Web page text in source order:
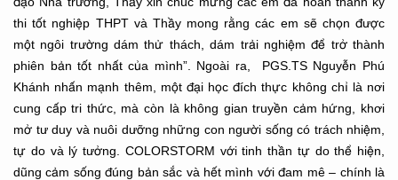
thi tốt nghiệp THPT và Thầy mong rằng các em sẽ chọn được
một ngôi trường dám thử thách, dám trải nghiệm để trở thành
phiên bản tốt nhất của mình”. Ngoài ra, PGS.TS Nguyễn Phú
Khánh nhấn mạnh thêm, một đại học đích thực không chỉ là nơi
cung cấp tri thức, mà còn là không gian truyền cảm hứng, khơi
mở tư duy và nuôi dưỡng những con người sống có trách nhiệm,
tự do và lý tưởng. COLORSTORM với tinh thần tự do thể hiện,
dũng cảm sống đúng bản sắc và hết mình với đam mê – chính là